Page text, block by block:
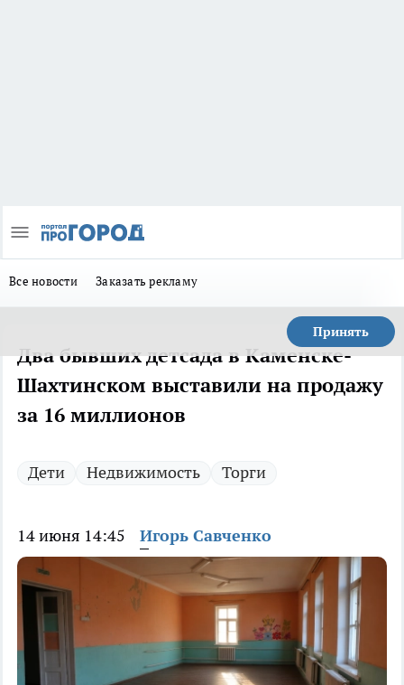
Все новости Заказать рекламу
Принять
Два бывших детсада в Каменске-
Шахтинском выставили на продажу
за 16 миллионов
Дети Недвижимость Торги
14 июня 14:45 Игорь Савченко